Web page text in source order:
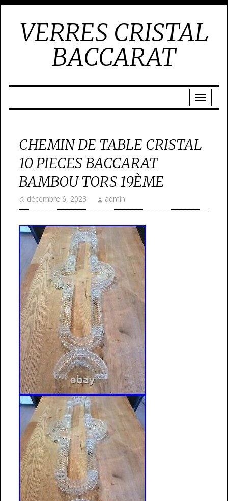
VERRES CRISTAL
BACCARAT
CHEMIN DE TABLE CRISTAL
10 PIECES BACCARAT
BAMBOU TORS 19ÈME
décembre 6, 2023 admin